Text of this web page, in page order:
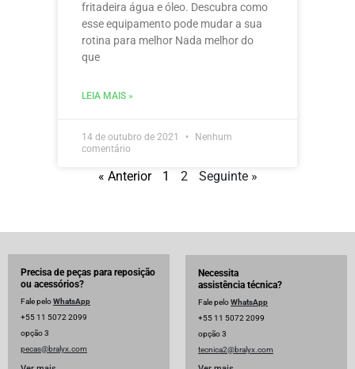
fritadeira água e óleo. Descubra como
esse equipamento pode mudar a sua
rotina para melhor Nada melhor do
que
LEIA MAIS »
14 de outubro de 2021
Nenhum
comentário
« Anterior 1 2 Seguinte »
Precisa de peças para reposição
ou acessórios?
Fale peloWhatsApp
+55 11 5072 2099
opção 3
pecas@bralyx.com
Necessita
assistência técnica?
Fale peloWhatsApp
+55 11 5072 2099
opção 3
tecnica2@bralyx.com